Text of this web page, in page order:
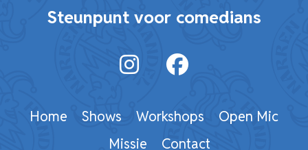
Steunpunt voor comedians
Home Shows Workshops
Open Mic
Missie
Contact